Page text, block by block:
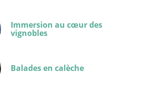
Immersion au cœur des
vignobles
Balades en calèche